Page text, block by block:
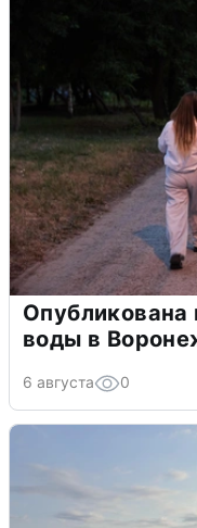
Опубликована
воды в
6 августа 0